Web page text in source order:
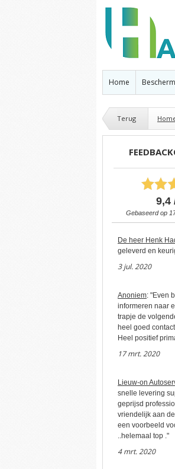
Home
Terug
9,4
Gebaseerd op
De heer Henk
geleverd en
3 jul. 2020
Anoniem: "Even
informeren naar
trapje de
heel goed
Heel positief
17 mrt. 2020
Lieuw-on
snelle levering
geprijsd
vriendelijk aan
een voorbeeld
..helemaal top ."
4 mrt. 2020